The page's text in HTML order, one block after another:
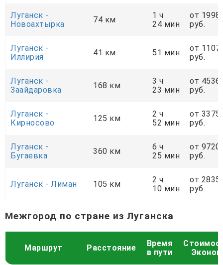
Луганск -
Новоахтырка
74 км
1 ч
24 мин
от 1998
руб.
Луганск -
Иллирия
41 км 51 мин
от 1107
руб.
Луганск -
Заайдаровка
168 км
3 ч
23 мин
от 4536
руб.
Луганск -
Кирносово
125 км
2 ч
52 мин
от 3375
руб.
Луганск -
Бугаевка
360 км
6 ч
25 мин
от 9720
руб.
Луганск - Лиман 105 км
2 ч
10 мин
от 2835
руб.
Межгород по стране из Луганска
Маршрут Расстояние
Время
в пути
Эконом